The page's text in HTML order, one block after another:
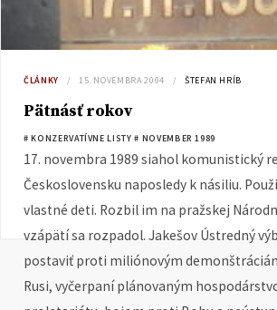
ČLÁNKY 15. NOVEMBRA 2004 ŠTEFAN HRÍB
Pätnásť rokov
# KONZERVATÍVNE LISTY # NOVEMBER 1989
17. novembra 1989 siahol komunistický
Československu naposledy k násiliu.
vlastné deti. Rozbil im na pražskej
vzápätí sa rozpadol. Jakešov Ústredný
postaviť proti miliónovým
Rusi, vyčerpaní plánovaným